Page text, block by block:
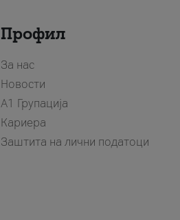
Профил
За нас
Новости
А1 Групација
Кариера
Заштита на лични податоци